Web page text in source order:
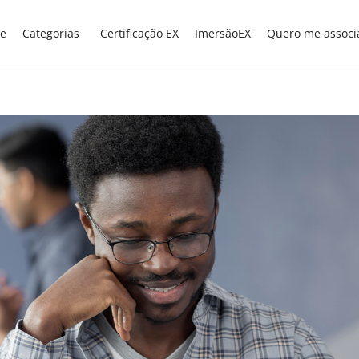
Categorias Certificação EX ImersãoEX Quero me